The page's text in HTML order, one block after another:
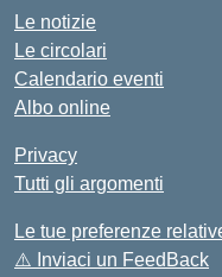
Le notizie
Le circolari
Calendario eventi
Albo online
Privacy
Tutti gli argomenti
Le tue preferenze
⚠️ Inviaci un FeedBack